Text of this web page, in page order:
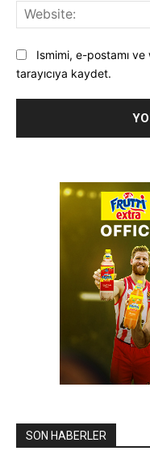
Ismimi, e-postamı
tarayıcıya kaydet.
SON HABERLER